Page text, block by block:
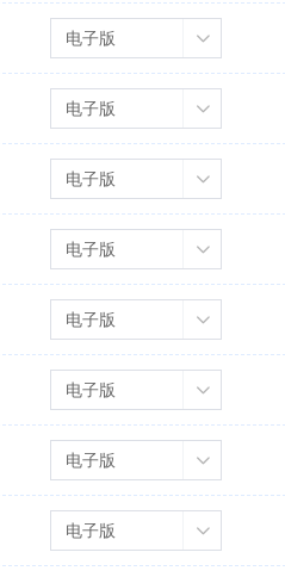
电子版
电子版
电子版
电子版
电子版
电子版
电子版
电子版